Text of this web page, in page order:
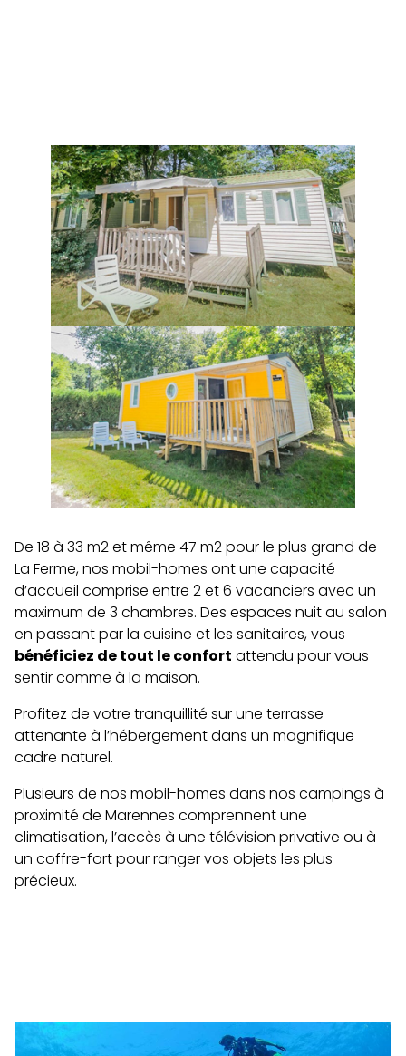
De 18 à 33 m2 et même 47 m2 pour le plus grand de
La Ferme, nos mobil-homes ont une capacité
d’accueil comprise entre 2 et 6 vacanciers avec un
maximum de 3 chambres. Des espaces nuit au salon
en passant par la cuisine et les sanitaires, vous
bénéficiez de tout le confort attendu pour vous
sentir comme à la maison.
Profitez de votre tranquillité sur une terrasse
attenante à l’hébergement dans un magnifique
cadre naturel.
Plusieurs de nos mobil-homes dans nos campings à
proximité de Marennes comprennent une
climatisation, l’accès à une télévision privative ou à
un coffre-fort pour ranger vos objets les plus
précieux.